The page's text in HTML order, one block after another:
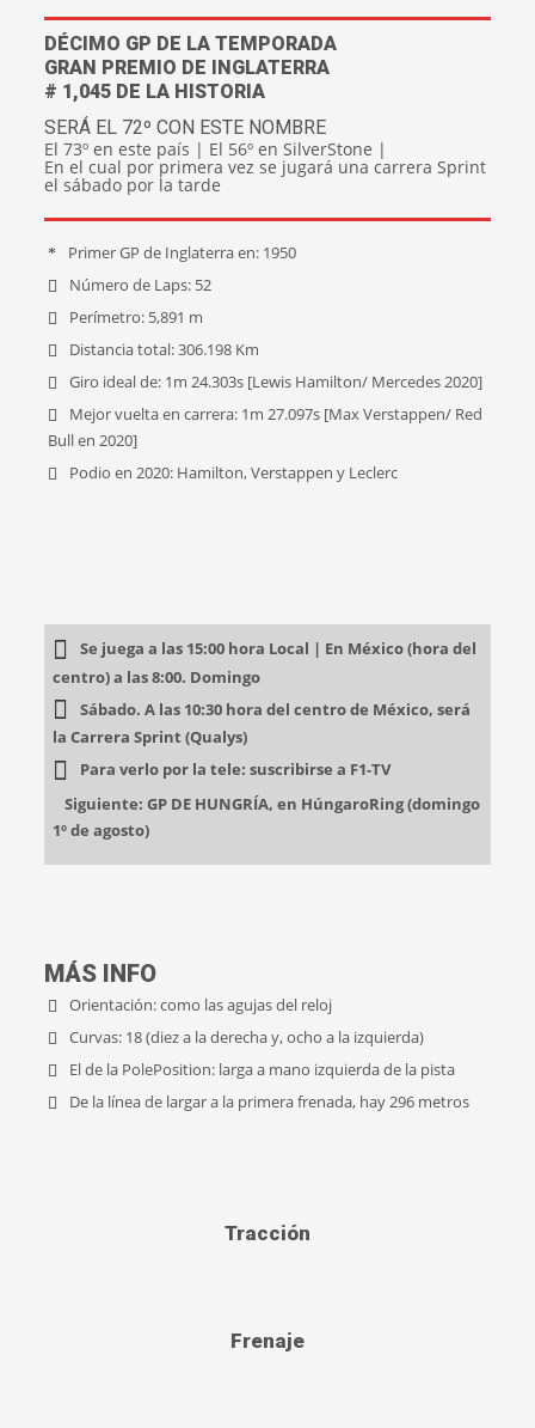
DÉCIMO GP DE LA TEMPORADA
GRAN PREMIO DE INGLATERRA
# 1,045 DE LA HISTORIA
SERÁ EL 72º CON ESTE NOMBRE
El 73º en este país | El 56º en SilverStone |
En el cual por primera vez se jugará una carrera Sprint
el sábado por la tarde
Primer GP de Inglaterra en: 1950
Número de Laps: 52
Perímetro: 5,891 m
Distancia total: 306.198 Km
Giro ideal de: 1m 24.303s [Lewis Hamilton/ Mercedes 2020]
Mejor vuelta en carrera: 1m 27.097s [Max Verstappen/ Red
Bull en 2020]
Podio en 2020: Hamilton, Verstappen y Leclerc
Se juega a las 15:00 hora Local | En México (hora del
centro) a las 8:00. Domingo
Sábado. A las 10:30 hora del centro de México, será
la Carrera Sprint (Qualys)
Para verlo por la tele: suscribirse a F1-TV
Siguiente: GP DE HUNGRÍA, en HúngaroRing (domingo
1º de agosto)
MÁS INFO
Orientación: como las agujas del reloj
Curvas: 18 (diez a la derecha y, ocho a la izquierda)
El de la PolePosition: larga a mano izquierda de la pista
De la línea de largar a la primera frenada, hay 296 metros
Tracción
Frenaje